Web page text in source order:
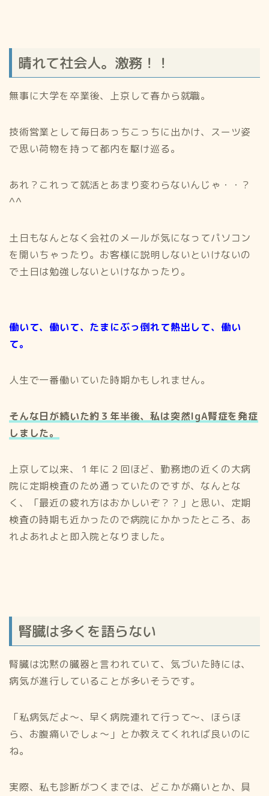
晴れて社会人。激務！！
無事に大学を卒業後、上京して春から就職。
技術営業として毎日あっちこっちに出かけ、スーツ姿
で思い荷物を持って都内を駆け巡る。
あれ？これって就活とあまり変わらないんじゃ・・？
^^
土日もなんとなく会社のメールが気になってパソコン
を開いちゃったり。お客様に説明しないといけないの
で土日は勉強しないといけなかったり。
働いて、働いて、たまにぶっ倒れて熱出して、働い
て。
人生で一番働いていた時期かもしれません。
そんな日が続いた約３年半後、私は突然IgA腎症を発症
しました。
上京して以来、１年に２回ほど、勤務地の近くの大病
院に定期検査のため通っていたのですが、なんとな
く、「最近の疲れ方はおかしいぞ？？」と思い、定期
検査の時期も近かったので病院にかかったところ、あ
れよあれよと即入院となりました。
腎臓は多くを語らない
腎臓は沈黙の臓器と言われていて、気づいた時には、
病気が進行していることが多いそうです。
「私病気だよ〜、早く病院連れて行って〜、ほらほ
ら、お腹痛いでしょ〜」とか教えてくれれば良いのに
ね。
実際、私も診断がつくまでは、どこかが痛いとか、具